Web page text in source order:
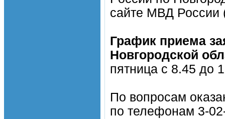
сайте МВД России
График приема
Новгородской
пятница с 8.45 до
По вопросам
по телефонам 3-